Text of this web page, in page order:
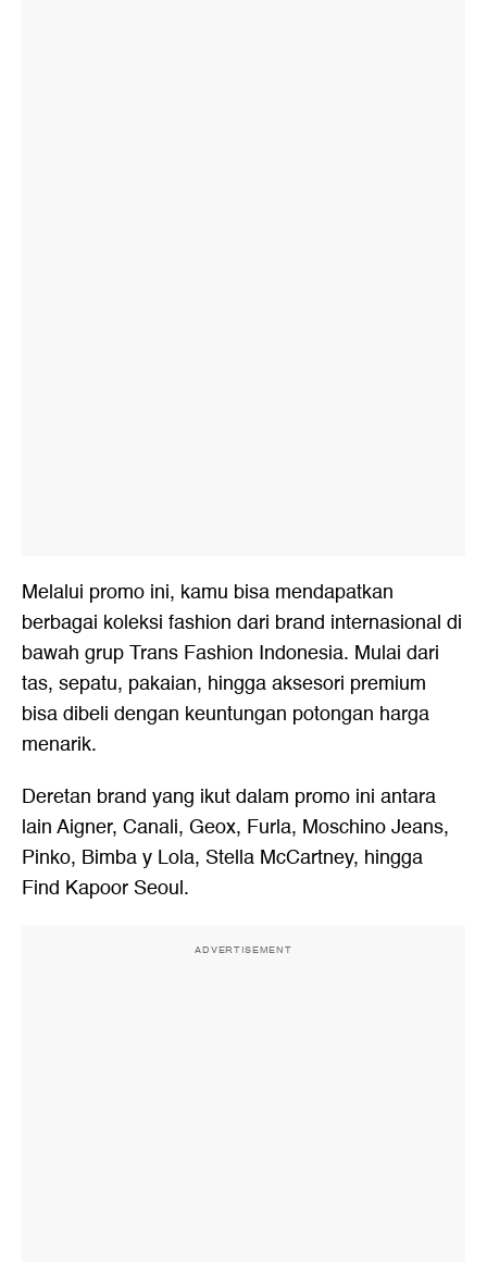
Melalui promo ini, kamu bisa mendapatkan
berbagai koleksi fashion dari brand internasional di
bawah grup Trans Fashion Indonesia. Mulai dari
tas, sepatu, pakaian, hingga aksesori premium
bisa dibeli dengan keuntungan potongan harga
menarik.
Deretan brand yang ikut dalam promo ini antara
lain Aigner, Canali, Geox, Furla, Moschino Jeans,
Pinko, Bimba y Lola, Stella McCartney, hingga
Find Kapoor Seoul.
ADVERTISEMENT